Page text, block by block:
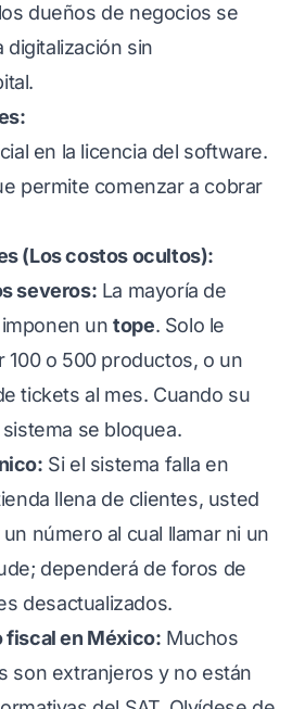
dueños de negocios se
digitalización sin
en la licencia del software.
permite comenzar a cobrar
(Los costos ocultos):
severos: La mayoría de
untope. Solo le
100 o 500 productos, o un
tickets al mes. Cuando su
se bloquea.
Si el sistema falla en
llena de clientes, usted
número al cual llamar ni un
dependerá de foros de
desactualizados.
fiscal en México: Muchos
son extranjeros y no están